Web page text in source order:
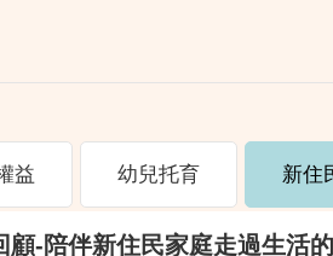
益 幼兒托育 新住
顧-陪伴新住民家庭走過生活